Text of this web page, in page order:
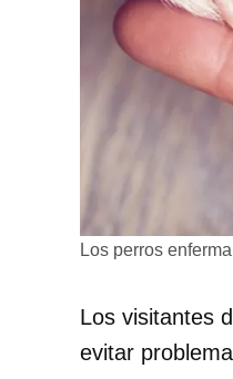
Los perros
Los visitantes
evitar